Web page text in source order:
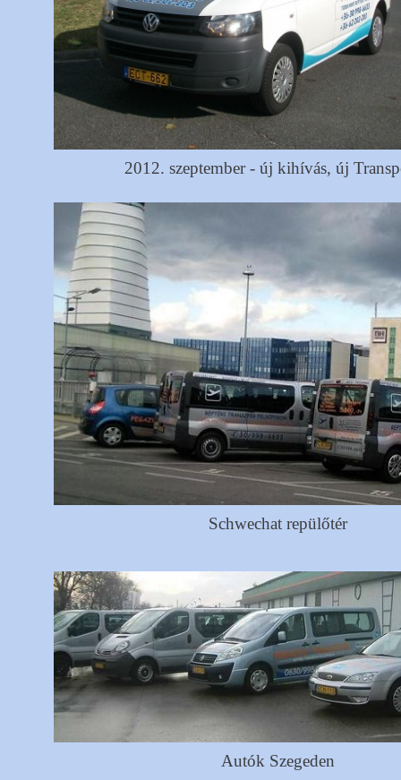
2012. szeptember - új kihívás, új
Schwechat repülőtér
Autók Szegeden